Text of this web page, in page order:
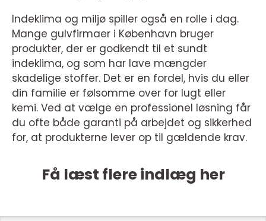
Indeklima og miljø spiller også en rolle i dag.
Mange gulvfirmaer i København bruger
produkter, der er godkendt til et sundt
indeklima, og som har lave mængder
skadelige stoffer. Det er en fordel, hvis du eller
din familie er følsomme over for lugt eller
kemi. Ved at vælge en professionel løsning får
du ofte både garanti på arbejdet og sikkerhed
for, at produkterne lever op til gældende krav.
Få læst flere indlæg her